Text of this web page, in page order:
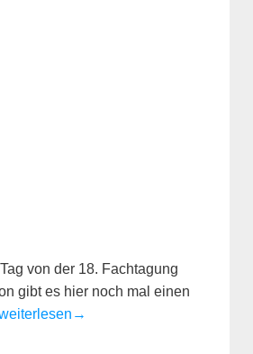
von der 18. Fachtagung
gibt es hier noch mal einen
2012: Übersicht
→